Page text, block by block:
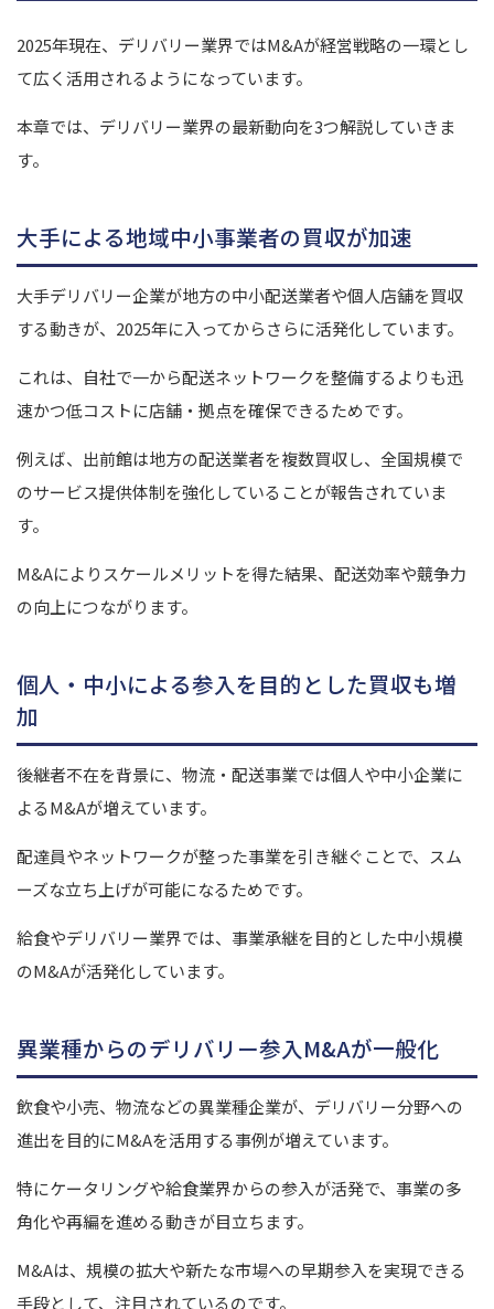
2025年現在、デリバリー業界ではM&Aが経営戦略の一環とし
て広く活用されるようになっています。
本章では、デリバリー業界の最新動向を3つ解説していきま
す。
大手による地域中小事業者の買収が加速
大手デリバリー企業が地方の中小配送業者や個人店舗を買収
する動きが、2025年に入ってからさらに活発化しています。
これは、自社で一から配送ネットワークを整備するよりも迅
速かつ低コストに店舗・拠点を確保できるためです。
例えば、出前館は地方の配送業者を複数買収し、全国規模で
のサービス提供体制を強化していることが報告されていま
す。
M&Aによりスケールメリットを得た結果、配送効率や競争力
の向上につながります。
個人・中小による参入を目的とした買収も増
加
後継者不在を背景に、物流・配送事業では個人や中小企業に
よるM&Aが増えています。
配達員やネットワークが整った事業を引き継ぐことで、スム
ーズな立ち上げが可能になるためです。
給食やデリバリー業界では、事業承継を目的とした中小規模
のM&Aが活発化しています。
異業種からのデリバリー参入M&Aが一般化
飲食や小売、物流などの異業種企業が、デリバリー分野への
進出を目的にM&Aを活用する事例が増えています。
特にケータリングや給食業界からの参入が活発で、事業の多
角化や再編を進める動きが目立ちます。
M&Aは、規模の拡大や新たな市場への早期参入を実現できる
手段として、注目されているのです。